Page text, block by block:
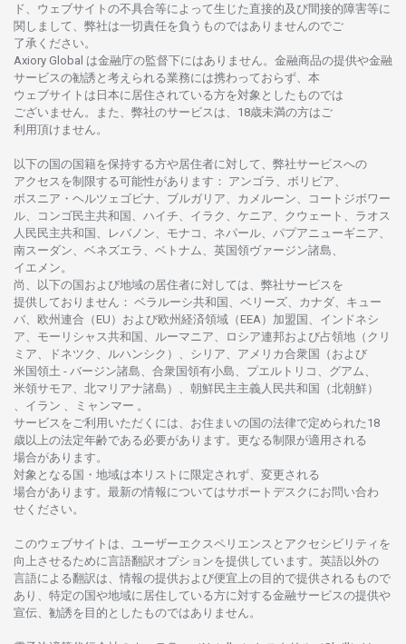
ド、 ウェブサイトの不具合等によって生じた 直接的及び間接的障害等に
関し まして、 弊社は一切責任を負うものではありませんのでご
了承ください。
Axiory Global は金融庁の監督下にはありません。 金融商品の提供や金融
サービスの勧誘と 考えられる業務には携わっておらず、 本
ウェブサイトは 日本に居住さ れている方を対象としたものでは
ございません。
また、 弊社のサービスは、18歳未満の方はご
利用頂けません。
以下の国の国籍を保持する方や居住者に対して、 弊社サービスへの
アクセスを制限する可能性があります ： アンゴラ、ボリビア、
ボスニア ・ ヘルツェゴビナ、ブルガリア、カメルーン、コートジボワー
ル、
コンゴ民主共和国、ハイチ、イラク、ケニア、クウェート、 ラオス
人民民主共和国、レバノン、モナコ、ネパール、パプアニューギニア、
南スーダン、ベネズエラ、ベトナム、 英国領ヴァージン諸島、
イエメン。
尚、
以下の国および地域の居住者に対しては、 弊社サービスを
提供しておりません ： ベラルーシ共和国、ベリーズ、カナダ、キュー
バ、 欧州連合 （EU） および欧州経済領域 （EEA）加盟国、インドネシ
ア、 モーリシャス共和国、ルーマニア、 ロシア連邦および占領地 （クリ
ミア、ドネツク、ルハンシク）、シリア、 アメリカ合衆国
（および
米国領土 - バージン諸島、合衆国領有小島、プエルトリコ、グアム、
米領サモア、 北マリアナ諸島）、 朝鮮民主主義人民共和国
（北朝鮮）
、イラン 、ミャンマー 。
サービスをご利用いただくには、お住まいの国の法律で定められた 18
歳以上の法定年齢である必要があります。 更なる制限が適用さ れる
場合があります。
対象となる 国 ・ 地域は本 リストに限定さ れず、 変更さ れる
場合があります。 最新の情報についてはサポートデスクにお 問い合わ
せくださ い。
このウェブサイトは、 ユーザーエクスペリエンスと アクセシビリティを
向上さ せるために言語翻訳オプションを提供しています。 英語以外の
言語による翻訳は、 情報の提供および便宜上の 目的で提供さ れるもので
あり、 特定の国や地域に居住している方に対する金融サービスの提供や
宣伝、 勧誘を 目的としたものではありません。